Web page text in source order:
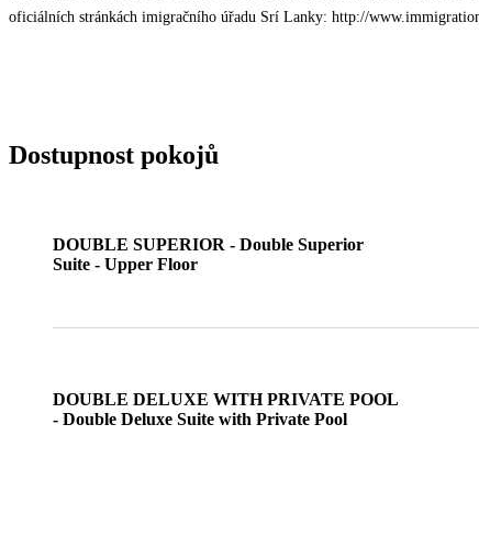
oficiálních stránkách imigračního úřadu Srí Lanky: http://
Dostupnost pokojů
DOUBLE SUPERIOR - Double Superior
Suite - Upper Floor
DOUBLE DELUXE WITH PRIVATE POOL
- Double Deluxe Suite with Private Pool